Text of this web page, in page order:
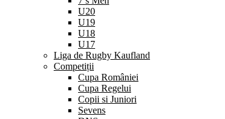
U20
U19
U18
U17
Liga de Rugby Kaufland
Competiții
Cupa României
Cupa Regelui
Copii si Juniori
Sevens